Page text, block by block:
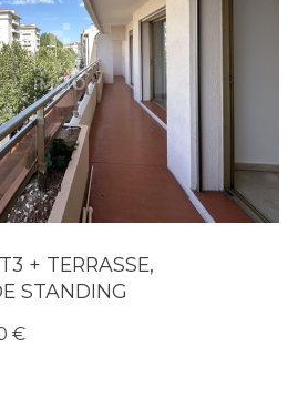
Voir le bien
+ TERRASSE,
STANDING
€